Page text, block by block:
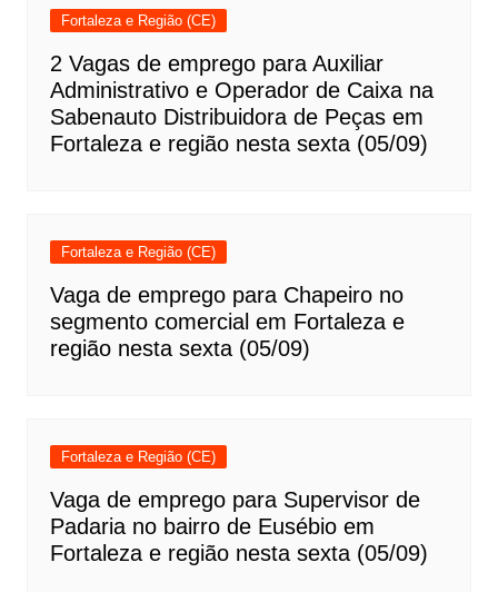
Fortaleza e Região (CE)
2 Vagas de emprego para Auxiliar
Administrativo e Operador de Caixa na
Sabenauto Distribuidora de Peças em
Fortaleza e região nesta sexta (05/09)
Fortaleza e Região (CE)
Vaga de emprego para Chapeiro no
segmento comercial em Fortaleza e
região nesta sexta (05/09)
Fortaleza e Região (CE)
Vaga de emprego para Supervisor de
Padaria no bairro de Eusébio em
Fortaleza e região nesta sexta (05/09)